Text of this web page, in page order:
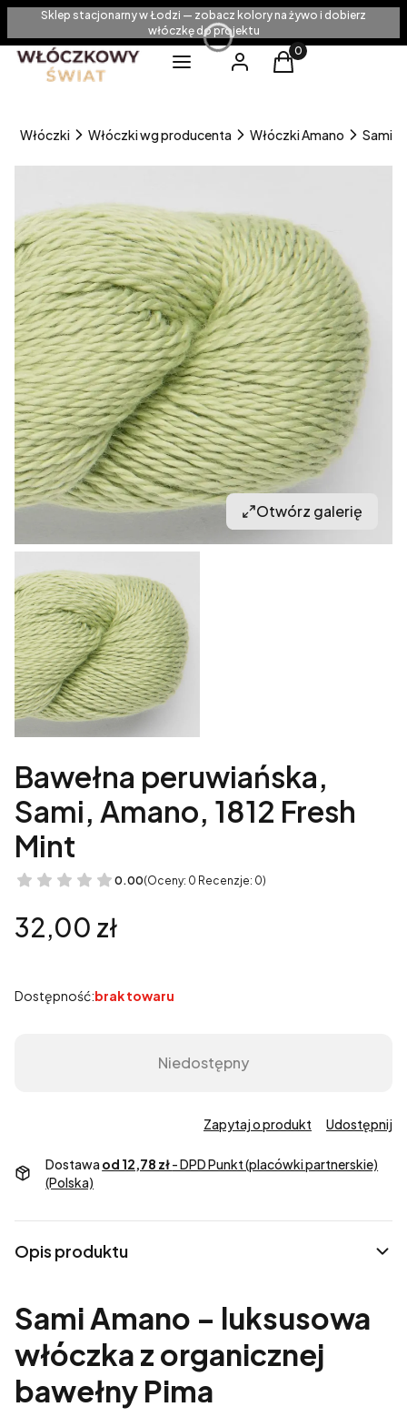
Sklep stacjonarny w Łodzi — zobacz kolory na żywo i dobierz
włóczkę do projektu
Menu
Zaloguj sięProdukty w
Koszyk
Włóczki Włóczki wg producenta Włóczki Amano Sami
Otwórz galerię
Bawełna peruwiańska,
Sami, Amano, 1812 Fresh
Mint
0.00(Oceny: 0 Recenzje: 0)
Cena
32,00 zł
Dostępność:brak towaru
Niedostępny
Zapytaj o produkt Udostępnij
Dostawa od 12,78 zł- DPD Punkt (placówki partnerskie)
(Polska)
Opis produktu
Sami Amano – luksusowa
włóczka z organicznej
bawełny Pima